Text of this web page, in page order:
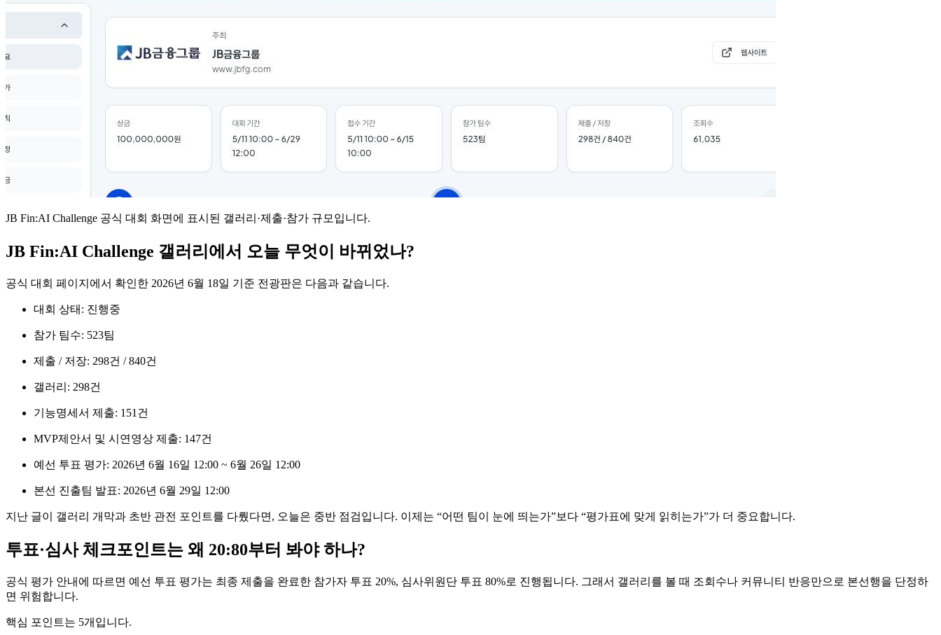
JB Fin:AI Challenge 공식 대회 화면에 표시된 갤러리·제출·참가 규모입니다.
JB Fin:AI Challenge 갤러리에서 오늘 무엇이 바뀌었나?
공식 대회 페이지에서 확인한 2026년 6월 18일 기준 전광판은 다음과 같습니다.
대회 상태: 진행중
참가 팀수: 523팀
제출 / 저장: 298건 / 840건
갤러리: 298건
기능명세서 제출: 151건
MVP제안서 및 시연영상 제출: 147건
예선 투표 평가: 2026년 6월 16일 12:00 ~ 6월 26일 12:00
본선 진출팀 발표: 2026년 6월 29일 12:00
지난 글이 갤러리 개막과 초반 관전 포인트를 다뤘다면, 오늘은 중반 점검입니다. 이제는 “어떤 팀이 눈에 띄는가”보다 “평가표에 맞게 읽히는가”가 더 중요합니다.
투표·심사 체크포인트는 왜 20:80부터 봐야 하나?
공식 평가 안내에 따르면 예선 투표 평가는 최종 제출을 완료한 참가자 투표 20%, 심사위원단 투표 80%로 진행됩니다. 그래서 갤러리를 볼 때 조회수나 커뮤니티 반응만으로 본선행을 단정하
면 위험합니다.
핵심 포인트는 5개입니다.